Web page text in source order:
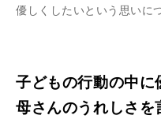
優しくしたいという思いに
子どもの行動の中に
母さんのうれしさを